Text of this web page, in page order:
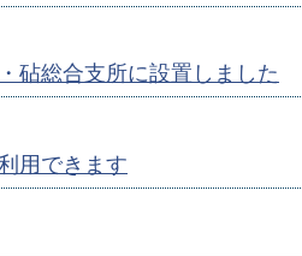
砧総合支所に設置しました
用できます